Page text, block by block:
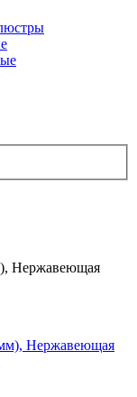
Нержавеющая